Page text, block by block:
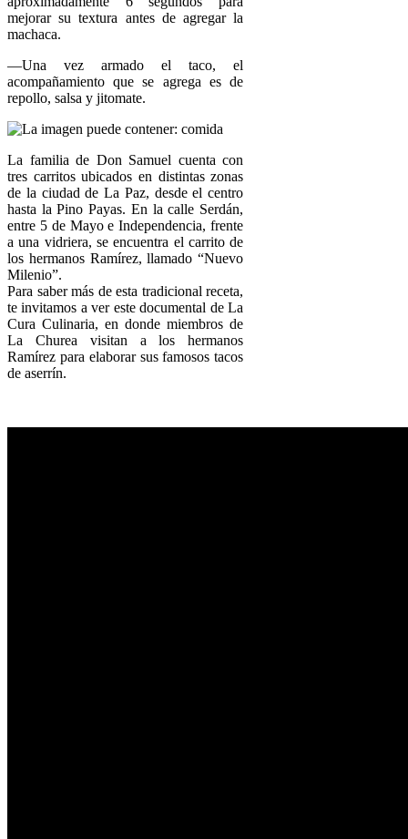
mejorar su textura antes de agregar la
machaca.
—Una vez armado el taco, el
acompañamiento que se agrega es de
repollo, salsa y jitomate.
La familia de Don Samuel cuenta con
tres carritos ubicados en distintas zonas
de la ciudad de La Paz, desde el centro
hasta la Pino Payas. En la calle Serdán,
entre 5 de Mayo e Independencia, frente
a una vidriera, se encuentra el carrito de
los hermanos Ramírez, llamado “Nuevo
Milenio”.
Para saber más de esta tradicional receta,
te invitamos a ver este documental de La
Cura Culinaria, en donde miembros de
La Churea visitan a los hermanos
Ramírez para elaborar sus famosos tacos
de aserrín.